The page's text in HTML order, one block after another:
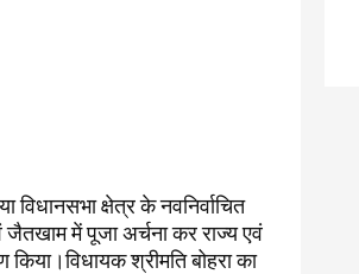
क्षेत्र के नवनिर्वाचित
जैतखाम में पूजा अर्चना कर राज्य एवं
किया।विधायक श्रीमति बोहरा का